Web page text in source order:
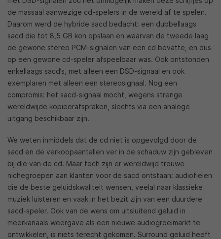
de massaal aanwezige cd-spelers in de wereld af te spelen.
Daarom werd de hybride sacd bedacht: een dubbellaags
sacd die tot 8,5 GB kon opslaan en waarvan de tweede laag
de gewone stereo PCM-signalen van een cd bevatte, en dus
op een gewone cd-speler afspeelbaar was. Ook ontstonden
enkellaags sacd’s, met alleen een DSD-signaal en ook
exemplaren met alleen een stereosignaal. Nog een
compromis: het sacd-signaal mocht, wegens strenge
wereldwijde kopieerafspraken, slechts via een analoge
uitgang beschikbaar zijn.
We weten inmiddels dat de cd niet is opgevolgd door de
sacd en de verkoopaantallen ver in de schaduw zijn gebleven
bij die van de cd. Maar toch zijn er wereldwijd trouwe
nichegroepen aan klanten voor de sacd ontstaan: audiofielen
die de beste geluidskwaliteit wensen, veelal naar klassieke
muziek luisteren en vaak in het bezit zijn van een duurdere
sacd-speler. Ook van de wens om uitsluitend geluid in
meerkanaals weergave als een nieuwe audiogroeimarkt te
ontwikkelen, is niets terecht gekomen. Surround geluid heeft